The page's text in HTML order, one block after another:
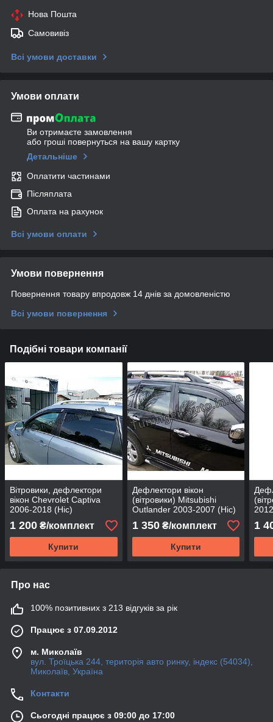
Нова Пошта
Самовивіз
Всі умови доставки
Умови оплати
Ви отримаєте замовлення
або гроші повернуться на вашу картку
Детальніше
Оплатити частинами
Післяплата
Оплата на рахунок
Всі умови оплати
Умови повернення
Повернення товару впродовж 14 днів за домовленістю
Всі умови повернення
Подібні товари компанії
Вітровики, дефлектори
вікон Chevrolet Captiva
2006-2018 (Hic)
1 200 ₴/комплект
Купити
Дефлектори вікон
(вітровики) Mitsubishi
Outlander 2003-2007 (Hic)
1 350₴/комплект
Купити
1
Про нас
100% позитивних з 213 відгуків за рік
Працює з 07.09.2012
м. Миколаїв
вул. Троїцька 244, територія авто ринку, індекс (54034),
Миколаїв, Україна
Контакти
Сьогодні працює з 09:00 до 17:00